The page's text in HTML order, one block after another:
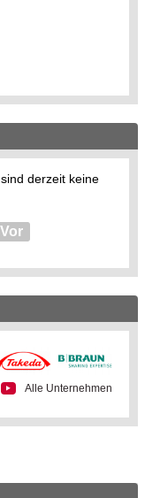
derzeit keine
Vor
Alle Unternehmen